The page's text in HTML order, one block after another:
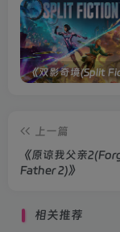
上一篇
《原谅我父亲
Father 2)》
相关推荐